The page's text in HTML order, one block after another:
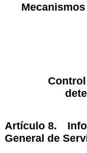
Artículo 8.
General de